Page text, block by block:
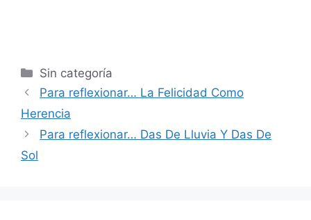
Sin categoría
Para reflexionar… La Felicidad Como
Herencia
Para reflexionar… Das De Lluvia Y Das De
Sol